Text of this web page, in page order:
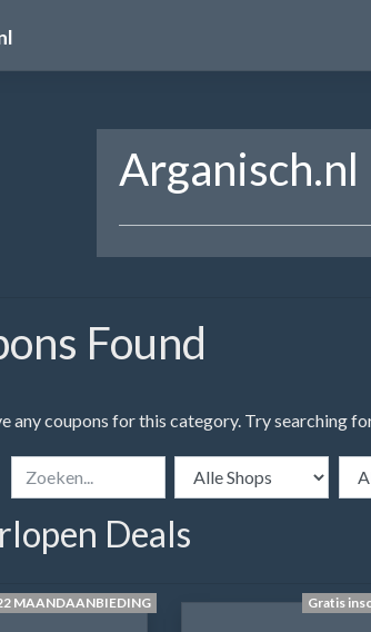
Arganisch.nl
Found
any coupons for this category. Try searching
Deals
MAANDAANBIEDING Gratis